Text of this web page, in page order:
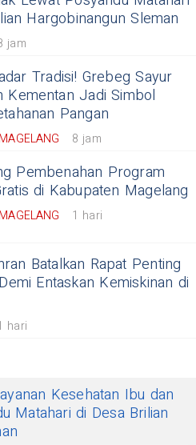
Hargobinangun Sleman
jam
Tradisi! Grebeg Sayur
Kementan Jadi Simbol
Pangan
8 jam
Pembenahan Program
di Kabupaten Magelang
1 hari
Batalkan Rapat Penting
Entaskan Kemiskinan di
hari
Kesehatan Ibu dan
Matahari di Desa Brilian